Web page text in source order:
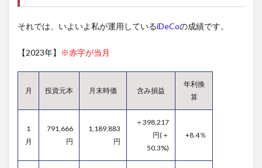
それでは、いよいよ私が運用しているiDeCoの成績です。
【2023年】 ※赤字が当月
月 投資元本 月末時価 含み損益
年利換
算
1
月
791,666
円
1,189,883
円
＋398,217
円(＋
50.3%)
+8.4％